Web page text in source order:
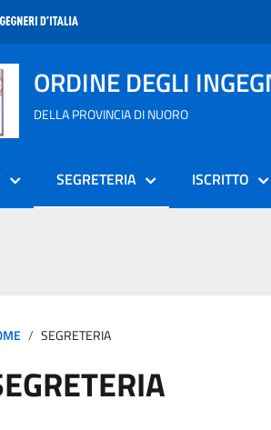
ORDINE DEGLI
DELLA PROVINCIA DI NUORO
SEGRETERIA ISCRITTO
SEGRETERIA